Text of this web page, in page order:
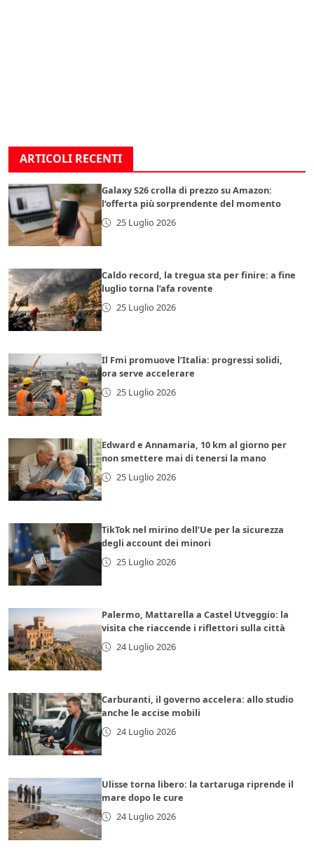
ARTICOLI RECENTI
Galaxy S26 crolla di prezzo su Amazon:
l’offerta più sorprendente del momento
25 Luglio 2026
Caldo record, la tregua sta per finire: a fine
luglio torna l’afa rovente
25 Luglio 2026
Il Fmi promuove l’Italia: progressi solidi,
ora serve accelerare
25 Luglio 2026
Edward e Annamaria, 10 km al giorno per
non smettere mai di tenersi la mano
25 Luglio 2026
TikTok nel mirino dell’Ue per la sicurezza
degli account dei minori
25 Luglio 2026
Palermo, Mattarella a Castel Utveggio: la
visita che riaccende i riflettori sulla città
24 Luglio 2026
Carburanti, il governo accelera: allo studio
anche le accise mobili
24 Luglio 2026
Ulisse torna libero: la tartaruga riprende il
mare dopo le cure
24 Luglio 2026